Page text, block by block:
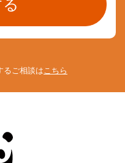
るご相談は こちら